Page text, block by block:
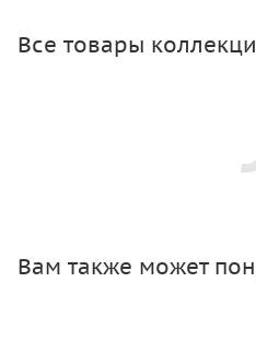
Все товары
Вам также может